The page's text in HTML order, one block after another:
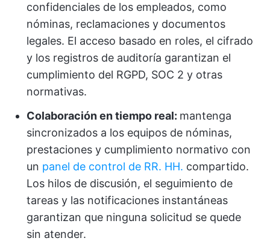
confidenciales de los empleados, como
nóminas, reclamaciones y documentos
legales. El acceso basado en roles, el cifrado
y los registros de auditoría garantizan el
cumplimiento del RGPD, SOC 2 y otras
normativas.
Colaboración en tiempo real: mantenga
sincronizados a los equipos de nóminas,
prestaciones y cumplimiento normativo con
un panel de control de RR. HH. compartido.
Los hilos de discusión, el seguimiento de
tareas y las notificaciones instantáneas
garantizan que ninguna solicitud se quede
sin atender.